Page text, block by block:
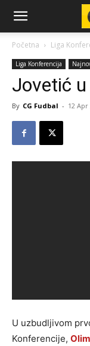
CG-
Fudbal
Početna Liga
Liga Konferencija
Jovetić
By CG Fudbal - 12 Apr
U uzbudljivom
Konferencije,